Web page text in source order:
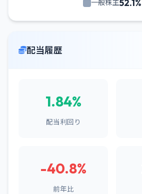
一般株主52.1%
配当履歴
1.84%
配当利回り
-40.8%
前年比